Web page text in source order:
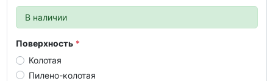
В наличии
Поверхность
Колотая
Пилено-колотая